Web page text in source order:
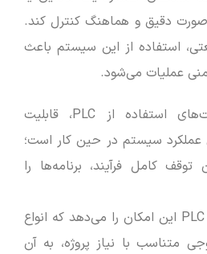
دقیق و هماهنگ کنترل کند.
استفاده از این سیستم باعث
عملیات می‌شود.
یکی از بزرگ‌ترین مزیت‌های استفاده از PLC، قابلیت
عملکرد سیستم در حین کار است؛
کامل فرآیند، برنامه‌ها را
همچنین ساختار ماژولار PLC این امکان را می‌دهد که انواع
متناسب با نیاز پروژه، به آن